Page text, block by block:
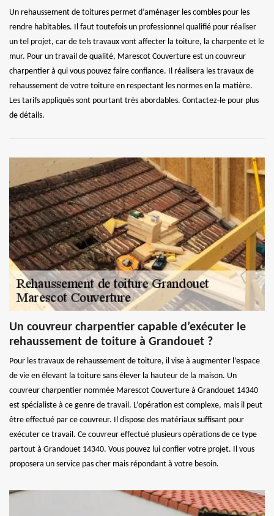
Un rehaussement de toitures permet d’aménager les combles pour les
rendre habitables. Il faut toutefois un professionnel qualifié pour réaliser
un tel projet, car de tels travaux vont affecter la toiture, la charpente et le
mur. Pour un travail de qualité, Marescot Couverture est un couvreur
charpentier à qui vous pouvez faire confiance. Il réalisera les travaux de
rehaussement de votre toiture en respectant les normes en la matière.
Les tarifs appliqués sont pourtant très abordables. Contactez-le pour plus
de détails.
Un couvreur charpentier capable d’exécuter le
rehaussement de toiture à Grandouet ?
Pour les travaux de rehaussement de toiture, il vise à augmenter l’espace
de vie en élevant la toiture sans élever la hauteur de la maison. Un
couvreur charpentier nommée Marescot Couverture à Grandouet 14340
est spécialiste à ce genre de travail. L’opération est complexe, mais il peut
être effectué par ce couvreur. Il dispose des matériaux suffisant pour
exécuter ce travail. Ce couvreur effectué plusieurs opérations de ce type
partout à Grandouet 14340. Vous pouvez lui confier votre projet. Il vous
proposera un service pas cher mais répondant à votre besoin.